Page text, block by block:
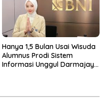
Hanya 1,5 Bulan Usai Wisuda
Alumnus Prodi Sistem
Informasi Unggul Darmajaya